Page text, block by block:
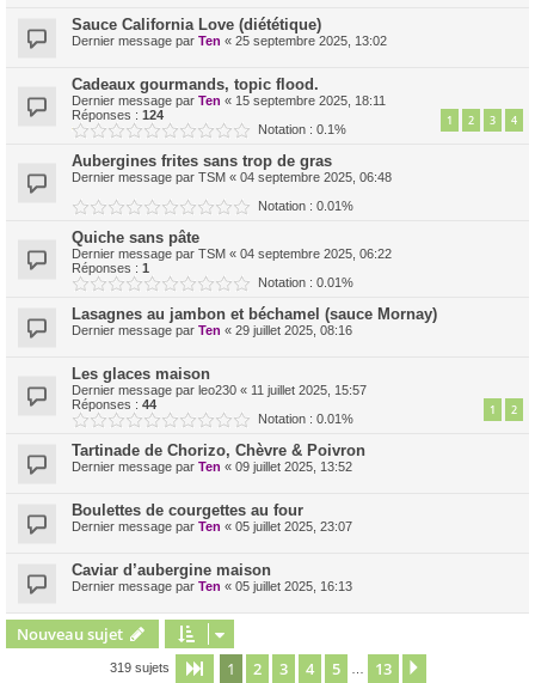
Sauce California Love (diététique)
Dernier message par Ten « 25 septembre 2025, 13:02
Cadeaux gourmands, topic flood.
Dernier message par Ten « 15 septembre 2025, 18:11
Réponses : 124 1 2 3 4
Notation : 0.1%
Aubergines frites sans trop de gras
Dernier message par TSM « 04 septembre 2025, 06:48
Notation : 0.01%
Quiche sans pâte
Dernier message par TSM « 04 septembre 2025, 06:22
Réponses : 1
Notation : 0.01%
Lasagnes au jambon et béchamel (sauce Mornay)
Dernier message par Ten « 29 juillet 2025, 08:16
Les glaces maison
Dernier message par leo230 « 11 juillet 2025, 15:57
Réponses : 44 1 2
Notation : 0.01%
Tartinade de Chorizo, Chèvre & Poivron
Dernier message par Ten « 09 juillet 2025, 13:52
Boulettes de courgettes au four
Dernier message par Ten « 05 juillet 2025, 23:07
Caviar d’aubergine maison
Dernier message par Ten « 05 juillet 2025, 16:13
Nouveau sujet
319 sujets Page 1sur13
1 2 3 4 5 13